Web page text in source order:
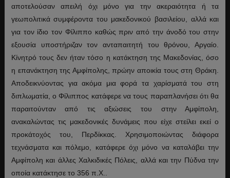
αποτελούσαν απειλή όχι μόνο για την ακεραιότητα ή τα
γεωπολιτικά συμφέροντα του μακεδονικού βασιλείου, αλλά και
για τον ίδιο τον Φίλιππο καθώς πριν από την άνοδό του στην
εξουσία υποστήριζαν τον ανταπαιτητή του θρόνου, Αργαίο.
Κίνητρό τους δεν ήταν τόσο η κατάκτηση της Μακεδονίας, όσο
η επανάκτηση της Αμφίπολης, πρώην αποικία τους στη Θράκη.
Αποδεικνύοντας για ακόμα μια φορά τα χαρίσματά του στη
διπλωματία, ο Φίλιππος κατάφερε να τους παραπλανήσει ότι θα
παραιτούνταν από τις αξιώσεις του στην Αμφίπολη,
ανακαλώντας τις μακεδονικές δυνάμεις που είχε στείλει εκεί ο
προκάτοχός του, Περδίκκας. Χρησιμοποιώντας διάφορα
τεχνάσματα και πόλεμο, κατάφερε όχι μόνο να καταλάβει την
Αμφίπολη και άλλες Χαλκιδικές Πόλεις, αλλά και την Πύδνα την
οποία κατάκτησε το 356 π.Χ..